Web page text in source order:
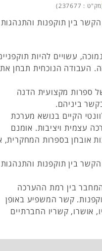
: 237677)
בין תוקפנות והתנהגות
עשויים להיות
העבודה הנוכחית תבחן את
ספרות מקצועית הדנה
ביניהם.
הקיים בנושא מערכת
עצמית ויציבות. אומנם
אובחן בספרות המחקרית,
בין תוקפנות והתנהגות
בין רמת ההערכה
קשר המשפיע באופן
אושרו, קשריו החברתיים